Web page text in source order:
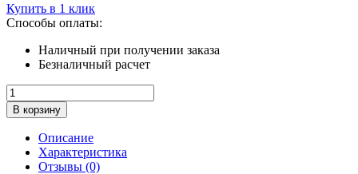
Купить в 1 клик
Способы оплаты:
Наличный при получении заказа
Безналичный расчет
Количество
товара
Прибор
приемно-
контрольный
Nord
В корзину
Описание
Характеристика
Отзывы (0)